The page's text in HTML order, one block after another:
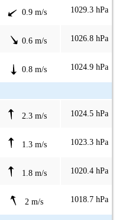
0.9 m/s 1029.3 hPa
0.6 m/s 1026.8 hPa
0.8 m/s 1024.9 hPa
2.3 m/s 1024.5 hPa
1.3 m/s 1023.3 hPa
1.8 m/s 1020.4 hPa
2 m/s 1018.7 hPa